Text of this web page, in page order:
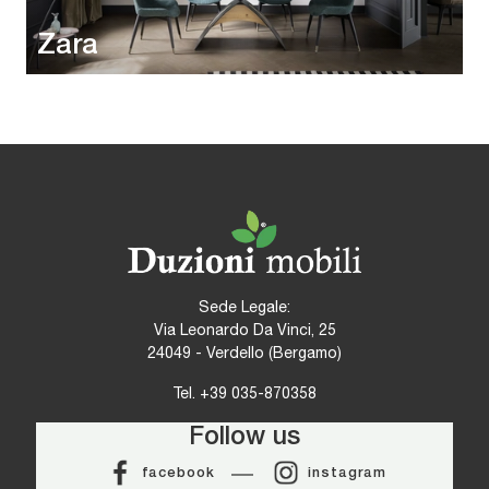
Zara
Sede Legale:
Via Leonardo Da Vinci, 25
24049 - Verdello (Bergamo)
Tel. +39 035-870358
Follow us
facebook instagram